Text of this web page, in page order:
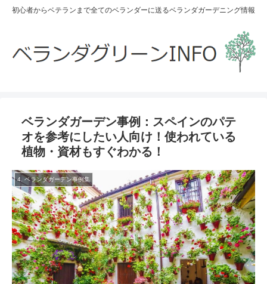
初心者からベテランまで全てのベランダーに送るベランダガーデニング情報
ベランダガーデン事例：スペインのパテ
オを参考にしたい人向け！使われている
植物・資材もすぐわかる！
4. ベランダガーデン事例集